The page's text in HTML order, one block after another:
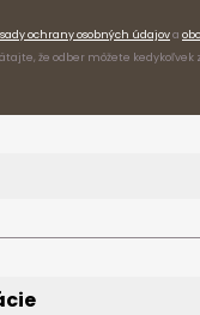
ochrany osobných údajova
že odber môžete kedykoľvek